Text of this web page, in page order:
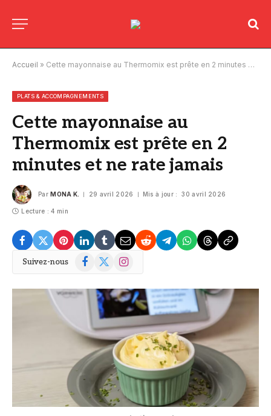
Accueil » Cette mayonnaise au Thermomix est prête en 2 minutes et ne rate jamais
PLATS & ACCOMPAGNEMENTS
Cette mayonnaise au
Thermomix est prête en 2
minutes et ne rate jamais
Par MONA K. 29 avril 2026 Mis à jour : 30 avril 2026
Lecture : 4 min
Suivez-nous Facebook
X
Instagram